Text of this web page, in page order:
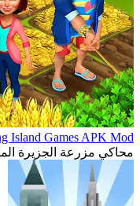
Island Games APK Mod
محاكي مزرعة الجزيرة